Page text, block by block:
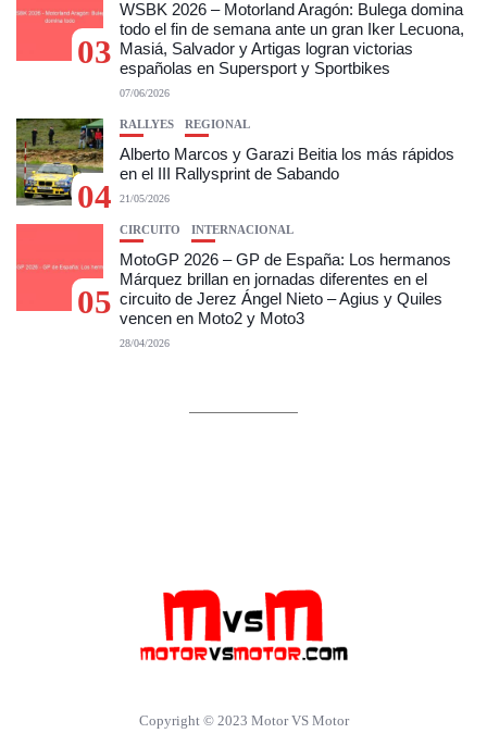
03
WSBK 2026 – Motorland Aragón: Bulega domina
todo el fin de semana ante un gran Iker Lecuona,
Masiá, Salvador y Artigas logran victorias
españolas en Supersport y Sportbikes
07/06/2026
04
RALLYES REGIONAL
Alberto Marcos y Garazi Beitia los más rápidos
en el III Rallysprint de Sabando
21/05/2026
05
CIRCUITO INTERNACIONAL
MotoGP 2026 – GP de España: Los hermanos
Márquez brillan en jornadas diferentes en el
circuito de Jerez Ángel Nieto – Agius y Quiles
vencen en Moto2 y Moto3
28/04/2026
Copyright © 2023 Motor VS Motor